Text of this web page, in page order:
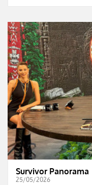
Survivor Panorama
25/05/2026